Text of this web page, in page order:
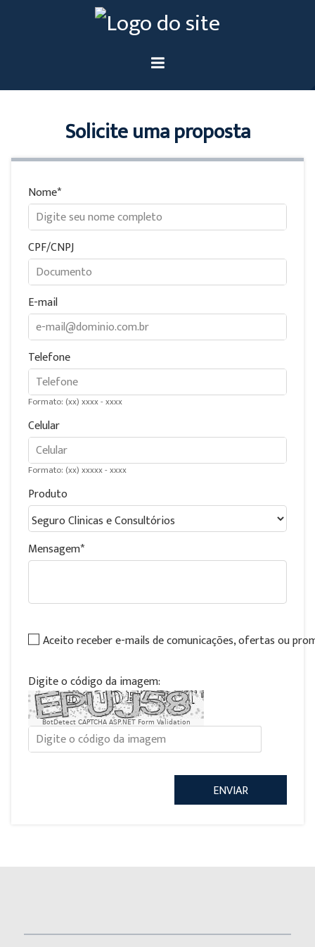
Solicite uma proposta
Nome
CPF/CNPJ
E-mail
Telefone
Formato: (xx) xxxx - xxxx
Celular
Formato: (xx) xxxxx - xxxx
Produto
Mensagem
Aceito receber e-mails de comunicações, ofertas ou
Digite o código da imagem:
BotDetect CAPTCHA ASP.NET Form Validation
ENVIAR